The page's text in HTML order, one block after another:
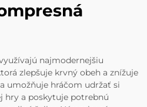
najmodernejšiu
zlepšuje krvný obeh a znížuje
umožňuje hráčom udržať si
hry a poskytuje potrebnú